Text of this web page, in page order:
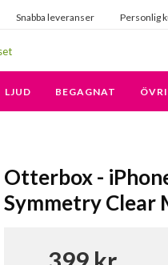
Snabba leveranser Personlig
LJUD BEGAGNAT
Otterbox -
Symmetry Clear